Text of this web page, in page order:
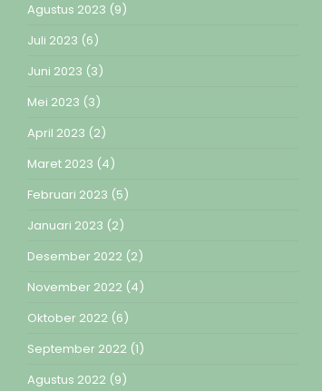
Agustus 2023 (9)
Juli 2023 (6)
Juni 2023 (3)
Mei 2023 (3)
April 2023 (2)
Maret 2023 (4)
Februari 2023 (5)
Januari 2023 (2)
Desember 2022 (2)
November 2022 (4)
Oktober 2022 (6)
September 2022 (1)
Agustus 2022 (9)